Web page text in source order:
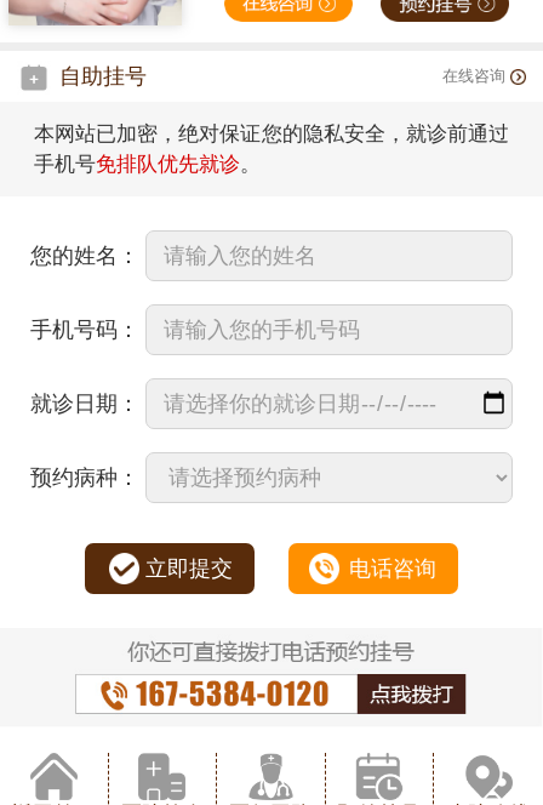
自助挂号 在线咨询
本网站已加密，绝对保证您的隐私安全，就诊前通过
手机号免排队优先就诊。
您的姓名：
手机号码：
就诊日期：
预约病种：
立即提交 电话咨询